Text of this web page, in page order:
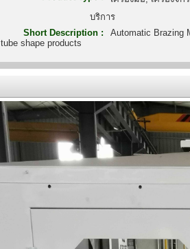
บริการ
Short Description :
Automatic Brazing
tube shape products